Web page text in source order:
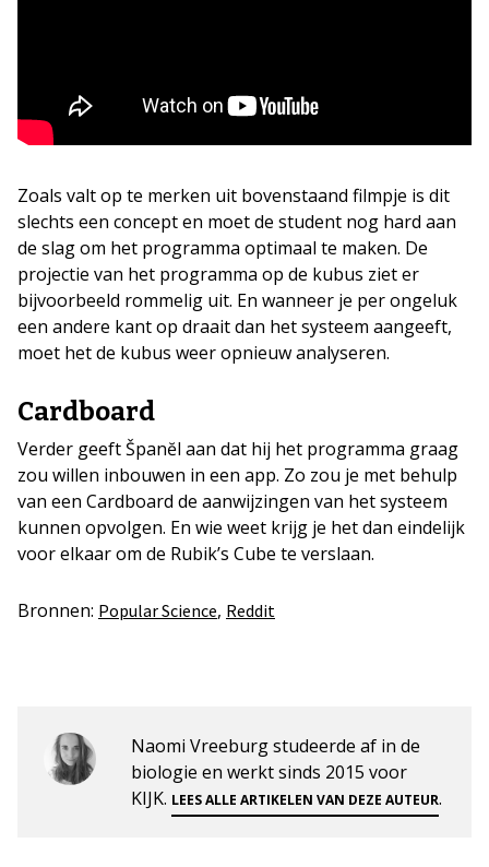
Zoals valt op te merken uit bovenstaand filmpje is dit
slechts een concept en moet de student nog hard aan
de slag om het programma optimaal te maken. De
projectie van het programma op de kubus ziet er
bijvoorbeeld rommelig uit. En wanneer je per ongeluk
een andere kant op draait dan het systeem aangeeft,
moet het de kubus weer opnieuw analyseren.
Cardboard
Verder geeft Španĕl aan dat hij het programma graag
zou willen inbouwen in een app. Zo zou je met behulp
van een Cardboard de aanwijzingen van het systeem
kunnen opvolgen. En wie weet krijg je het dan eindelijk
voor elkaar om de Rubik’s Cube te verslaan.
Bronnen: Popular Science, Reddit
Naomi Vreeburg studeerde af in de
biologie en werkt sinds 2015 voor
KIJK. LEES ALLE ARTIKELEN VAN DEZE AUTEUR.